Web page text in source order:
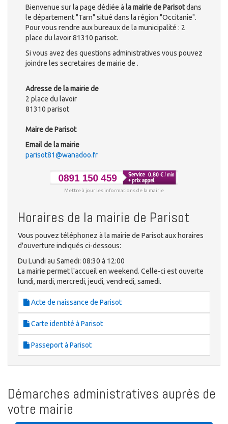
Bienvenue sur la page dédiée à la mairie de Parisotdans
le département "Tarn" situé dans la région "Occitanie".
Pour vous rendre aux bureaux de la municipalité : 2
place du lavoir 81310 parisot.
Si vous avez des questions administratives vous pouvez
joindre les secretaires de mairie de .
Adresse de la mairie de
2 place du lavoir
81310 parisot
Maire de Parisot
Email de la mairie
parisot81@wanadoo.fr
Mettre à jour les informations de la mairie
Horaires de la mairie de Parisot
Vous pouvez téléphonez à la mairie de Parisot aux horaires
d'ouverture indiqués ci-dessous:
Du Lundi au Samedi: 08:30 à 12:00
La mairie permet l'accueil en weekend. Celle-ci est ouverte
lundi, mardi, mercredi, jeudi, vendredi, samedi.
Acte de naissance de Parisot
Carte identité à Parisot
Passeport à Parisot
Démarches administratives auprès de
votre mairie